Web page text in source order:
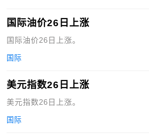
国际油价26日上涨
国际油价26日上涨。
国际
美元指数26日上涨
美元指数26日上涨。
国际